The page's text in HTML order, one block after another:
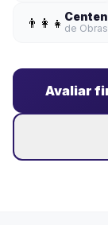
👨‍👩‍👧 de
Avaliar